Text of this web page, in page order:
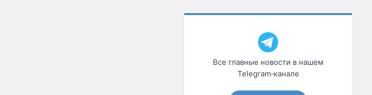
Все главные новости в нашем
Telegram‑канале